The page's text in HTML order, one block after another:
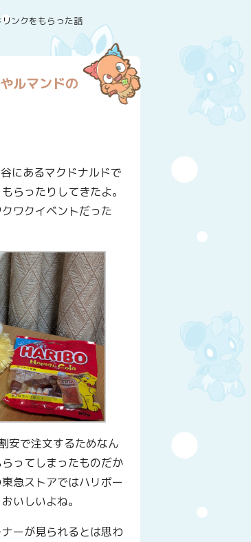
ンクをもらった話
ルマンドの
にあるマクドナルドで
らったりしてきたよ。
ワクイベントだった
安で注文するためなん
ってしまったものだか
急ストアではハリボー
いしいよね。
ーが見られるとは思わ